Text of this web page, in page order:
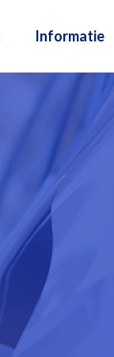
Informatie